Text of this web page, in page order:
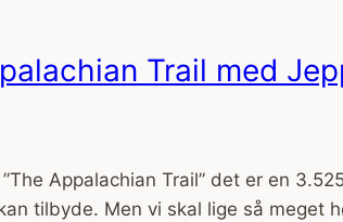
Trail med
Appalachian Trail” det er en
tilbyde. Men vi skal lige så meget